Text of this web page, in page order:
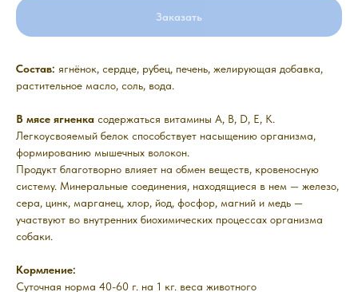
Заказать
Состав: ягнёнок, сердце, рубец, печень, желирующая добавка,
растительное масло, соль, вода.
В мясе ягненка содержаться витамины A, B, D, E, K.
Легкоусвояемый белок способствует насыщению организма,
формированию мышечных волокон.
Продукт благотворно влияет на обмен веществ, кровеносную
систему. Минеральные соединения, находящиеся в нем — железо,
сера, цинк, марганец, хлор, йод, фосфор, магний и медь —
участвуют во внутренних биохимических процессах организма
собаки.
Кормление:
Суточная норма 40-60 г. на 1 кг. веса животного